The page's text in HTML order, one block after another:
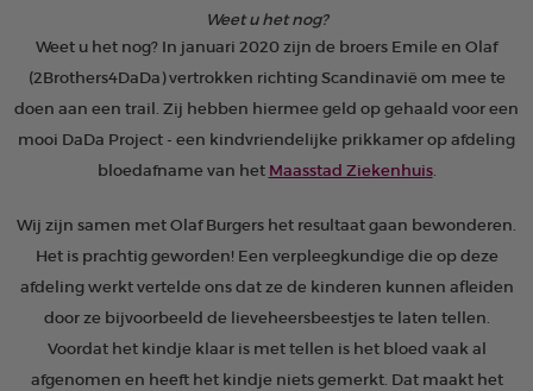
Weet u het nog?
Weet u het nog? In januari 2020 zijn de broers Emile en Olaf
(2Brothers4DaDa) vertrokken richting Scandinavië om mee te
doen aan een trail. Zij hebben hiermee geld op gehaald voor een
mooi DaDa Project - een kindvriendelijke prikkamer op afdeling
bloedafname van het Maasstad Ziekenhuis.
Wij zijn samen met Olaf Burgers het resultaat gaan bewonderen.
Het is prachtig geworden! Een verpleegkundige die op deze
afdeling werkt vertelde ons dat ze de kinderen kunnen afleiden
door ze bijvoorbeeld de lieveheersbeestjes te laten tellen.
Voordat het kindje klaar is met tellen is het bloed vaak al
afgenomen en heeft het kindje niets gemerkt. Dat maakt het